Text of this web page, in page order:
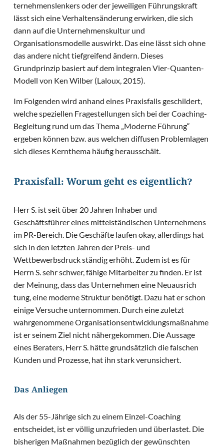
ternehmenslenkers oder der jeweiligen Führungskraft
lässt sich eine Verhaltensänderung erwirken, die sich
dann auf die Unternehmenskultur und
Organisationsmodelle auswirkt. Das eine lässt sich ohne
das andere nicht tiefgreifend ändern. Dieses
Grundprinzip basiert auf dem integralen Vier-Quanten-
Modell von Ken Wilber (Laloux, 2015).
Im Folgenden wird anhand eines Praxisfalls geschildert,
welche speziellen Fragestellungen sich bei der Coaching-
Begleitung rund um das Thema „Moderne Führung“
ergeben können bzw. aus welchen diffusen Problemlagen
sich dieses Kernthema häufig herausschält.
Praxisfall: Worum geht es eigentlich?
Herr S. ist seit über 20 Jahren Inhaber und
Geschäftsführer eines mittelständischen Unternehmens
im PR-Bereich. Die Geschäfte laufen okay, allerdings hat
sich in den letzten Jahren der Preis- und
Wettbewerbsdruck ständig erhöht. Zudem ist es für
Herrn S. sehr schwer, fähige Mitarbeiter zu finden. Er ist
der Meinung, dass das Unternehmen eine Neuausrich
tung, eine moderne Struktur benötigt. Dazu hat er schon
einige Versuche unternommen. Durch eine zuletzt
wahrgenommene Organisationsentwicklungsmaßnahme
ist er seinem Ziel nicht nähergekommen. Die Aussage
eines Beraters, Herr S. hätte grundsätzlich die falschen
Kunden und Prozesse, hat ihn stark verunsichert.
Das Anliegen
Als der 55-Jährige sich zu einem Einzel-Coaching
entscheidet, ist er völlig unzufrieden und überlastet. Die
bisherigen Maßnahmen bezüglich der gewünschten